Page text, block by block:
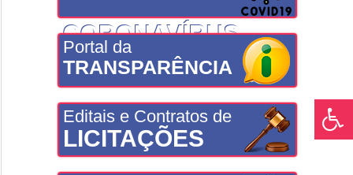
CORONAVÍRUS
Portal da
TRANSPARÊNCIA
Editais e Contratos de
LICITAÇÕES